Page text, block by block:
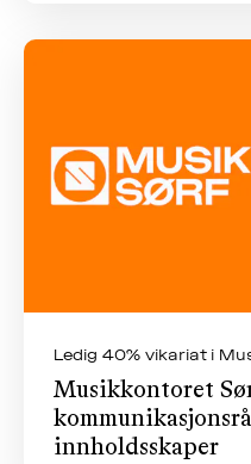
Ledig 40% vikariat i
Musikkontoret
innholdsskaper